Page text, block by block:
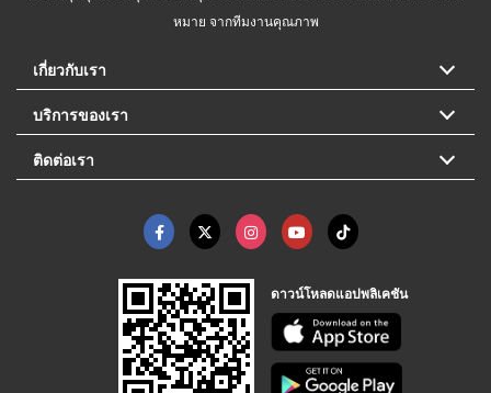
หมาย จากทีมงานคุณภาพ
เกี่ยวกับเรา
บริการของเรา
ติดต่อเรา
ดาวน์โหลดแอปพลิเคชัน